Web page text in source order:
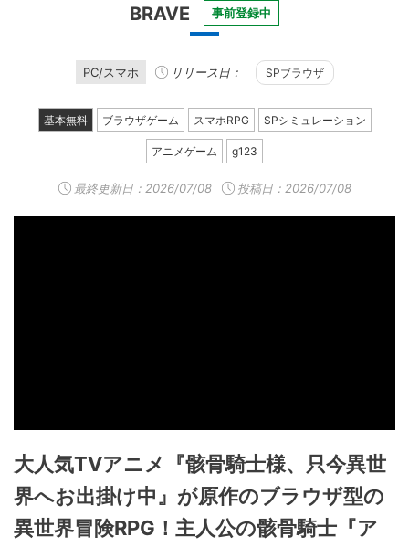
BRAVE
事前登録中
PC/スマホ リリース日： SPブラウザ
基本無料 ブラウザゲーム スマホRPG SPシミュレーション
アニメゲーム g123
最終更新日： 2026/07/08 投稿日：2026/07/08
大人気TVアニメ『骸骨騎士様、只今異世
界へお出掛け中』が原作のブラウザ型の
異世界冒険RPG！主人公の骸骨騎士『ア